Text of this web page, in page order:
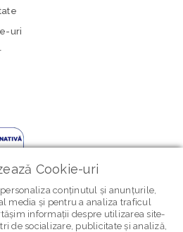
uri
Bebe Brands
Cookie-uri
conținutul și anunțurile,
media și pentru a analiza traficul
informații despre utilizarea site-
de socializare, publicitate și analiză,